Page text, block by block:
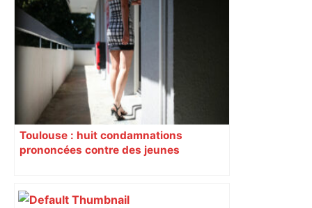
Toulouse : huit condamnations
prononcées contre des jeunes